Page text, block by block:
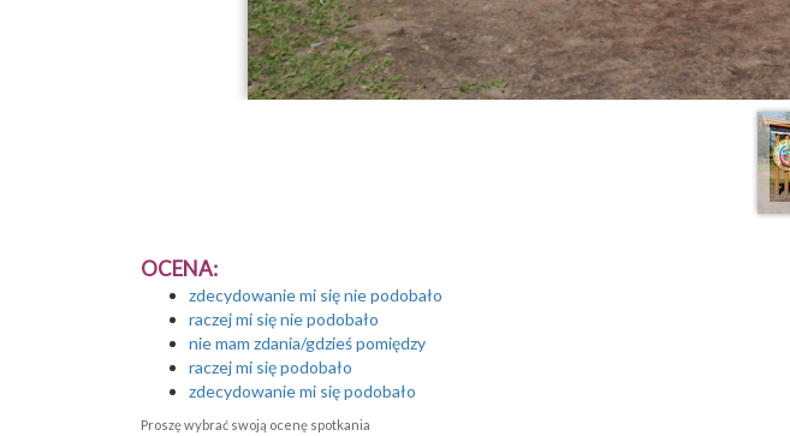
OCENA:
zdecydowanie mi się nie podobało
raczej mi się nie podobało
nie mam zdania/gdzieś pomiędzy
raczej mi się podobało
zdecydowanie mi się podobało
Proszę wybrać swoją ocenę spotkania